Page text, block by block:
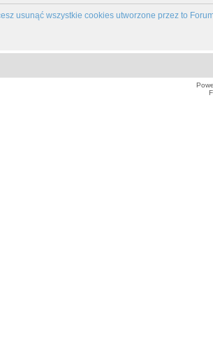
usunąć wszystkie cookies utworzone przez to